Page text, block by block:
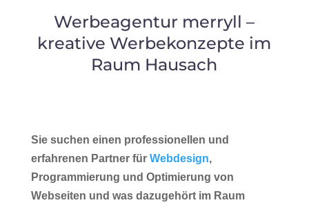
Werbeagentur merryll –
kreative Werbekonzepte im
Raum Hausach
Sie suchen einen professionellen und
erfahrenen Partner für Webdesign,
Programmierung und Optimierung von
Webseiten und was dazugehört im Raum